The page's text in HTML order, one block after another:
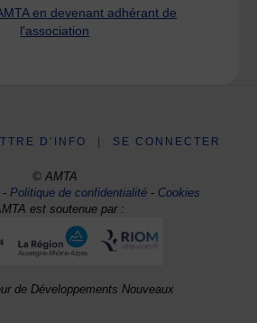
en devenant adhérant de
l'association
D’INFO SE CONNECTER
© AMTA
-Politique de confidentialité- Cookies
est soutenue par :
de Développements Nouveaux